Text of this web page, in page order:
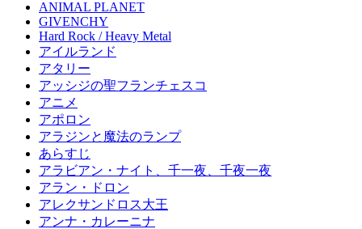
ANIMAL PLANET
GIVENCHY
Hard Rock / Heavy Metal
アイルランド
アタリー
アッシジの聖フランチェスコ
アニメ
アポロン
アラジンと魔法のランプ
あらすじ
アラビアン・ナイト、千一夜、千夜一夜
アラン・ドロン
アレクサンドロス大王
アンナ・カレーニナ